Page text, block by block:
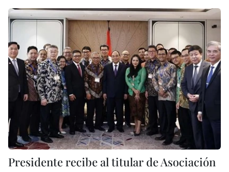
Presidente recibe al titular de Asociación